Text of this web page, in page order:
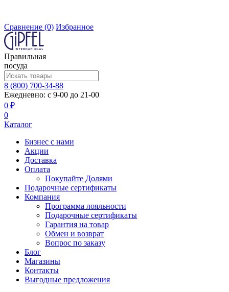
Сравнение (0) Избранное
Правильная
посуда
8 (800) 700-34-88
Ежедневно: с 9-00 до 21-00
0 ₽
0
Каталог
Бизнес с нами
Акции
Доставка
Оплата
Покупайте Долями
Подарочные сертификаты
Компания
Программа лояльности
Подарочные сертификаты
Гарантия на товар
Обмен и возврат
Вопрос по заказу
Блог
Магазины
Контакты
Выгодные предложения